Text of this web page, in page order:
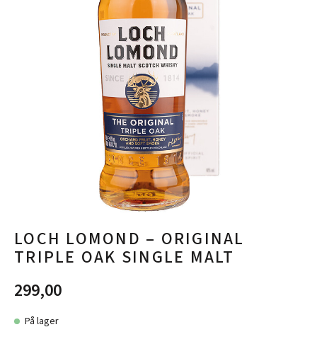
LOCH LOMOND – ORIGINAL
TRIPLE OAK SINGLE MALT
299,00
På lager